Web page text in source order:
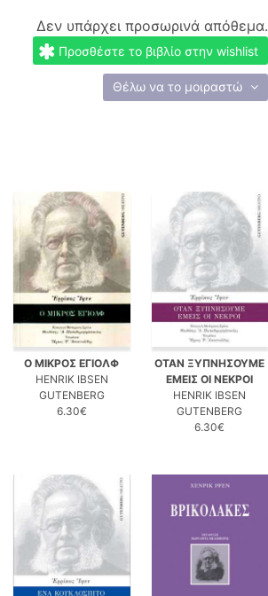
Δεν υπάρχει προσωρινά απόθεμα.
Προσθέστε το βιβλίο στην wishlist
Θέλω να το μοιραστώ
Ο ΜΙΚΡΟΣ ΕΓΙΟΛΦ
HENRIK IBSEN
GUTENBERG
6.30€
ΟΤΑΝ ΞΥΠΝΗΣΟΥΜΕ
ΕΜΕΙΣ ΟΙ ΝΕΚΡΟΙ
HENRIK IBSEN
GUTENBERG
6.30€